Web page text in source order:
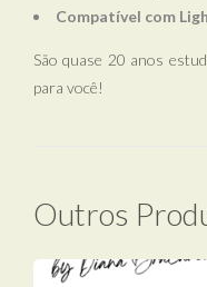
Compatível com
São quase 20 anos
para você!
Outros